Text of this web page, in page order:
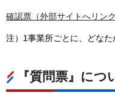
確認票（外部サイトへリンク
注）1事業所ごとに、どなた
『質問票』につ